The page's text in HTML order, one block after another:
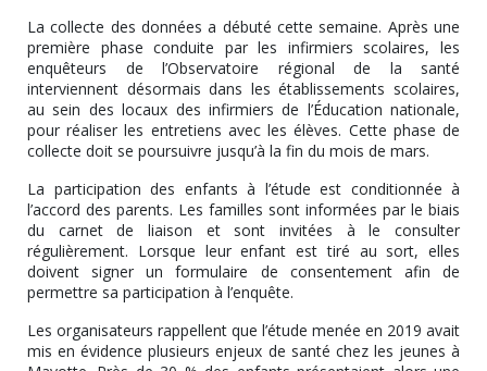
La collecte des données a débuté cette semaine. Après une
première phase conduite par les infirmiers scolaires, les
enquêteurs de l’Observatoire régional de la santé
interviennent désormais dans les établissements scolaires,
au sein des locaux des infirmiers de l’Éducation nationale,
pour réaliser les entretiens avec les élèves. Cette phase de
collecte doit se poursuivre jusqu’à la fin du mois de mars.
La participation des enfants à l’étude est conditionnée à
l’accord des parents. Les familles sont informées par le biais
du carnet de liaison et sont invitées à le consulter
régulièrement. Lorsque leur enfant est tiré au sort, elles
doivent signer un formulaire de consentement afin de
permettre sa participation à l’enquête.
Les organisateurs rappellent que l’étude menée en 2019 avait
mis en évidence plusieurs enjeux de santé chez les jeunes à